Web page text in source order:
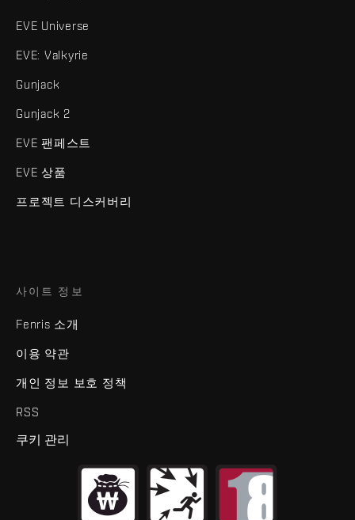
EVE Universe
EVE: Valkyrie
Gunjack
Gunjack 2
EVE 팬페스트
EVE 상품
프로젝트 디스커버리
사이트 정보
Fenris 소개
이용 약관
개인 정보 보호 정책
RSS
쿠키 관리